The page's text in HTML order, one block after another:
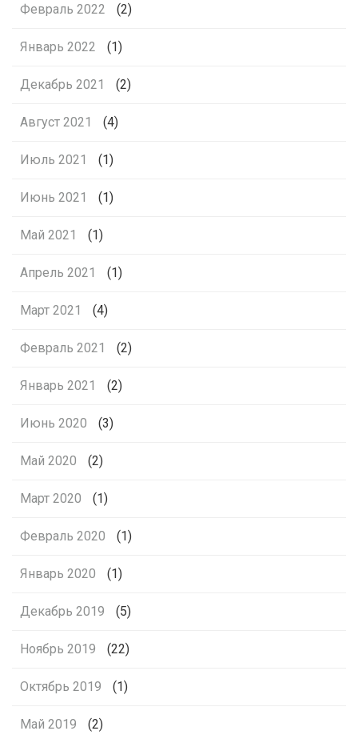
Февраль 2022 (2)
Январь 2022 (1)
Декабрь 2021 (2)
Август 2021 (4)
Июль 2021 (1)
Июнь 2021 (1)
Май 2021 (1)
Апрель 2021 (1)
Март 2021 (4)
Февраль 2021 (2)
Январь 2021 (2)
Июнь 2020 (3)
Май 2020 (2)
Март 2020 (1)
Февраль 2020 (1)
Январь 2020 (1)
Декабрь 2019 (5)
Ноябрь 2019 (22)
Октябрь 2019 (1)
Май 2019 (2)